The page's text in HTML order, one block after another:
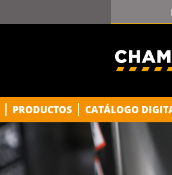
PRODUCTOS CATÁLOGO